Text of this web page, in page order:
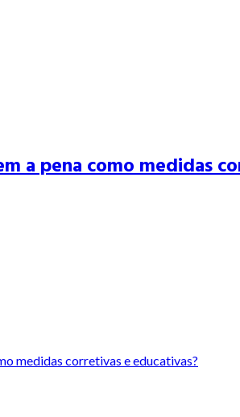
a pena como medidas
medidas corretivas e educativas?